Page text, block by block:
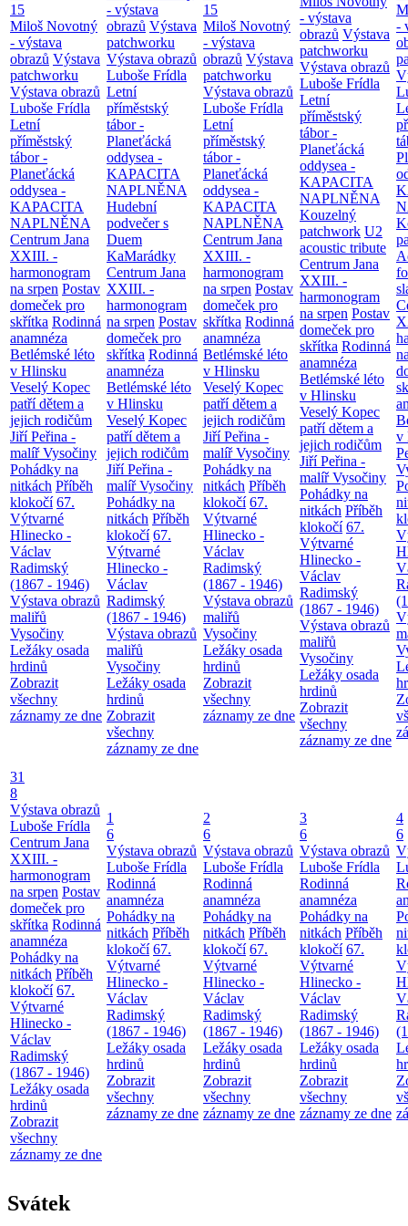
15
Miloš Novotný
- výstava
obrazů Výstava
patchworku
Výstava obrazů
Luboše Frídla
Letní
příměstský
tábor -
Planeťácká
oddysea -
KAPACITA
NAPLNĚNA
Centrum Jana
XXIII. -
harmonogram
na srpen Postav
domeček pro
skřítka Rodinná
anamnéza
Betlémské léto
v Hlinsku
Veselý Kopec
patří dětem a
jejich rodičům
Jiří Peřina -
malíř Vysočiny
Pohádky na
nitkách Příběh
klokočí 67.
Výtvarné
Hlinecko -
Václav
Radimský
(1867 - 1946)
Výstava obrazů
maliřů
Vysočiny
Ležáky osada
hrdinů
Zobrazit
všechny
záznamy ze dne
- výstava
obrazů Výstava
patchworku
Výstava obrazů
Luboše Frídla
Letní
příměstský
tábor -
Planeťácká
oddysea -
KAPACITA
NAPLNĚNA
Hudební
podvečer s
Duem
KaMarádky
Centrum Jana
XXIII. -
harmonogram
na srpen Postav
domeček pro
skřítka Rodinná
anamnéza
Betlémské léto
v Hlinsku
Veselý Kopec
patří dětem a
jejich rodičům
Jiří Peřina -
malíř Vysočiny
Pohádky na
nitkách Příběh
klokočí 67.
Výtvarné
Hlinecko -
Václav
Radimský
(1867 - 1946)
Výstava obrazů
maliřů
Vysočiny
Ležáky osada
hrdinů
Zobrazit
všechny
záznamy ze dne
15
Miloš Novotný
- výstava
obrazů Výstava
patchworku
Výstava obrazů
Luboše Frídla
Letní
příměstský
tábor -
Planeťácká
oddysea -
KAPACITA
NAPLNĚNA
Centrum Jana
XXIII. -
harmonogram
na srpen Postav
domeček pro
skřítka Rodinná
anamnéza
Betlémské léto
v Hlinsku
Veselý Kopec
patří dětem a
jejich rodičům
Jiří Peřina -
malíř Vysočiny
Pohádky na
nitkách Příběh
klokočí 67.
Výtvarné
Hlinecko -
Václav
Radimský
(1867 - 1946)
Výstava obrazů
maliřů
Vysočiny
Ležáky osada
hrdinů
Zobrazit
všechny
záznamy ze dne
- výstava
obrazů Výstava
patchworku
Výstava obrazů
Luboše Frídla
Letní
příměstský
tábor -
Planeťácká
oddysea -
KAPACITA
NAPLNĚNA
Kouzelný
patchwork U2
acoustic tribute
Centrum Jana
XXIII. -
harmonogram
na srpen Postav
domeček pro
skřítka Rodinná
anamnéza
Betlémské léto
v Hlinsku
Veselý Kopec
patří dětem a
jejich rodičům
Jiří Peřina -
malíř Vysočiny
Pohádky na
nitkách Příběh
klokočí 67.
Výtvarné
Hlinecko -
Václav
Radimský
(1867 - 1946)
Výstava obrazů
maliřů
Vysočiny
Ležáky osada
hrdinů
Zobrazit
všechny
záznamy ze dne
-
v
31
8
Výstava obrazů
Luboše Frídla
Centrum Jana
XXIII. -
harmonogram
na srpen Postav
domeček pro
skřítka Rodinná
anamnéza
Pohádky na
nitkách Příběh
klokočí 67.
Výtvarné
Hlinecko -
Václav
Radimský
(1867 - 1946)
Ležáky osada
hrdinů
Zobrazit
všechny
záznamy ze dne
1
6
Výstava obrazů
Luboše Frídla
Rodinná
anamnéza
Pohádky na
nitkách Příběh
klokočí 67.
Výtvarné
Hlinecko -
Václav
Radimský
(1867 - 1946)
Ležáky osada
hrdinů
Zobrazit
všechny
záznamy ze dne
2
6
Výstava obrazů
Luboše Frídla
Rodinná
anamnéza
Pohádky na
nitkách Příběh
klokočí 67.
Výtvarné
Hlinecko -
Václav
Radimský
(1867 - 1946)
Ležáky osada
hrdinů
Zobrazit
všechny
záznamy ze dne
3
6
Výstava obrazů
Luboše Frídla
Rodinná
anamnéza
Pohádky na
nitkách Příběh
klokočí 67.
Výtvarné
Hlinecko -
Václav
Radimský
(1867 - 1946)
Ležáky osada
hrdinů
Zobrazit
všechny
záznamy ze dne
4
6
Svátek